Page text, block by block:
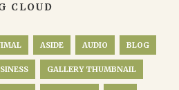
CLOUD
ASIDE AUDIO BLOG
GALLERY THUMBNAIL